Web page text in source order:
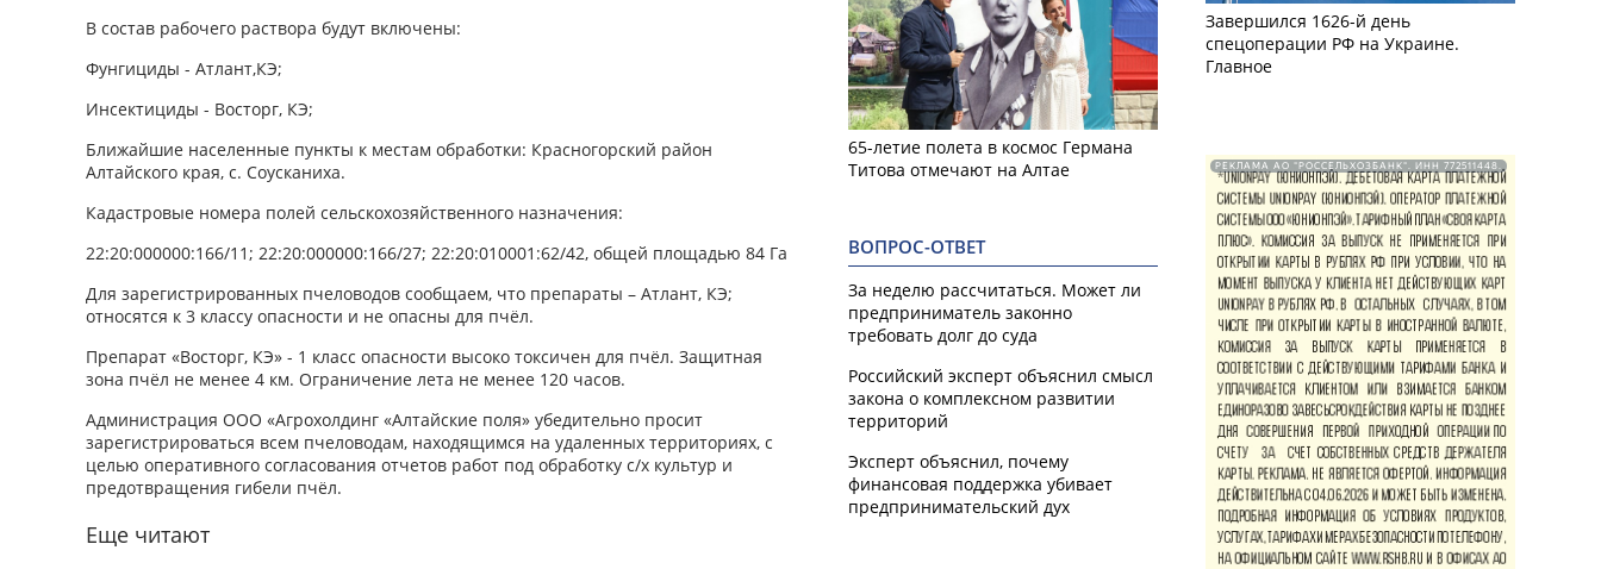
В состав рабочего раствора будут включены:
Фунгициды - Атлант,КЭ;
Инсектициды - Восторг, КЭ;
Ближайшие населенные пункты к местам обработки: Красногорский район
Алтайского края, с. Соусканиха.
Кадастровые номера полей сельскохозяйственного назначения:
22:20:000000:166/11; 22:20:000000:166/27; 22:20:010001:62/42, общей площадью 84 Га
Для зарегистрированных пчеловодов сообщаем, что препараты – Атлант, КЭ;
относятся к 3 классу опасности и не опасны для пчёл.
Препарат «Восторг, КЭ» - 1 класс опасности высоко токсичен для пчёл. Защитная
зона пчёл не менее 4 км. Ограничение лета не менее 120 часов.
Администрация ООО «Агрохолдинг «Алтайские поля» убедительно просит
зарегистрироваться всем пчеловодам, находящимся на удаленных территориях, с
целью оперативного согласования отчетов работ под обработку с/х культур и
предотвращения гибели пчёл.
Еще читают
65-летие полета в космос Германа
Титова отмечают на Алтае
ВОПРОС-ОТВЕТ
За неделю рассчитаться. Может ли
предприниматель законно
требовать долг до суда
Российский эксперт объяснил смысл
закона о комплексном развитии
территорий
Эксперт объяснил, почему
финансовая поддержка убивает
предпринимательский дух
Завершился 1626-й день
спецоперации РФ на Украине.
Главное
РЕКЛАМА АО "РОССЕЛЬХОЗБАНК". ИНН 772511448.